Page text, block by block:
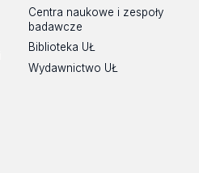
Centra naukowe i zespoły
badawcze
Biblioteka UŁ
Wydawnictwo UŁ